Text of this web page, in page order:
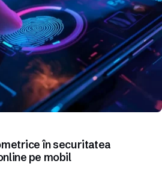
în securitatea
pe mobil